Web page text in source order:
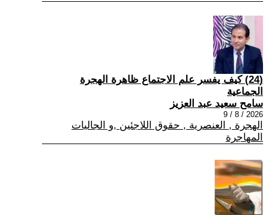
(24) كيف يفسر علم الاجتماع ظاهرة الهجرة
الجماعية
سامح سعيد عبد العزيز
2026 / 8 / 9
الهجرة , العنصرية , حقوق اللاجئين ,و الجاليات
المهاجرة